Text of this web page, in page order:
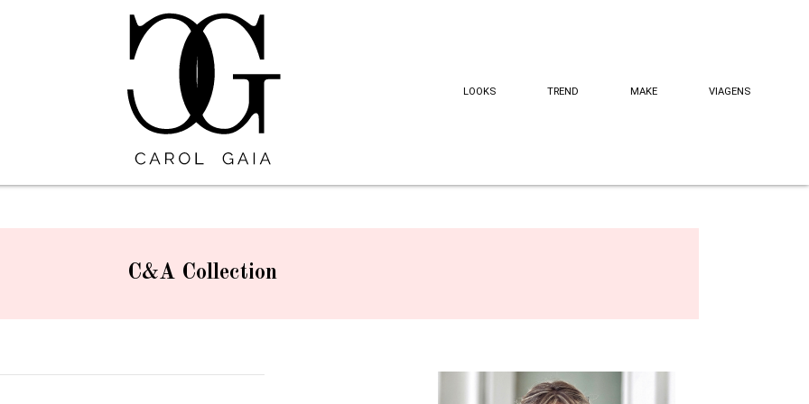
LOOKS TREND MAKE VIAGENS
C&A Collection